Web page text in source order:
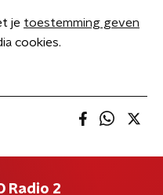
je toestemming geven
cookies.
Radio 2